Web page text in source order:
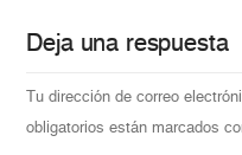
Deja una respuesta
Tu dirección de correo
obligatorios están marcados